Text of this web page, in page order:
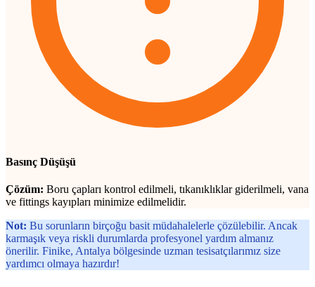
Basınç Düşüşü
Çözüm: Boru çapları kontrol edilmeli, tıkanıklıklar giderilmeli, vana
ve fittings kayıpları minimize edilmelidir.
Not: Bu sorunların birçoğu basit müdahalelerle çözülebilir. Ancak
karmaşık veya riskli durumlarda profesyonel yardım almanız
önerilir. Finike, Antalya bölgesinde uzman tesisatçılarımız size
yardımcı olmaya hazırdır!